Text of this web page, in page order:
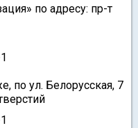
по адресу: пр-т
по ул. Белорусская, 7